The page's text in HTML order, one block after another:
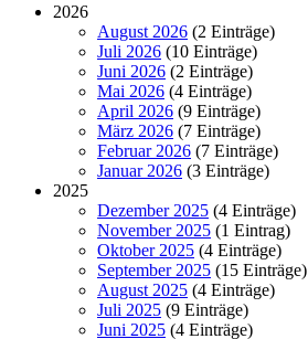
2026
August 2026 (2 Einträge)
Juli 2026 (10 Einträge)
Juni 2026 (2 Einträge)
Mai 2026 (4 Einträge)
April 2026 (9 Einträge)
März 2026 (7 Einträge)
Februar 2026 (7 Einträge)
Januar 2026 (3 Einträge)
2025
Dezember 2025 (4 Einträge)
November 2025 (1 Eintrag)
Oktober 2025 (4 Einträge)
September 2025 (15 Einträge)
August 2025 (4 Einträge)
Juli 2025 (9 Einträge)
Juni 2025 (4 Einträge)